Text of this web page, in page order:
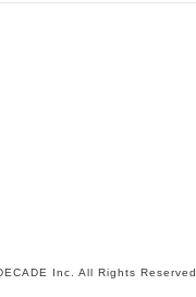
Inc. All Rights Reserved.